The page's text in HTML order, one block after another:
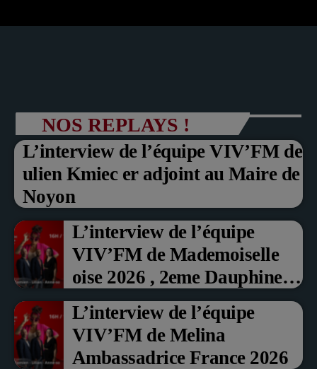
NOS REPLAYS !
L’interview de l’équipe VIV’FM de
ulien Kmiec er adjoint au Maire de
Noyon
L’interview de l’équipe
VIV’FM de Mademoiselle
oise 2026 , 2eme Dauphine et
Prix du Public , Marche aux
fruits rouge Noyon 2026
L’interview de l’équipe
VIV’FM de Melina
Ambassadrice France 2026